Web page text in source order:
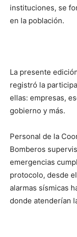
instituciones, se
en la población.
La presente
registró la
ellas: empresas,
gobierno y más.
Personal de la
Bomberos
emergencias
protocolo, desde
alarmas sísmicas
donde atenderían